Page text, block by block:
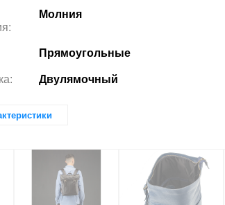
Молния
Прямоугольные
Двулямочный